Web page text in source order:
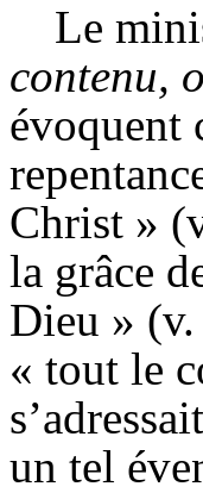
Le
contenu,
évoquent
Christ »
la grâce
Dieu » (v.
« tout le
un tel